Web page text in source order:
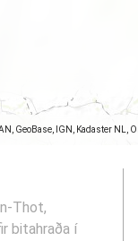
GeoBase, IGN, Kadaster
Thot,
bitahraða í